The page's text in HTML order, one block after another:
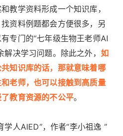
教学资料形成一个知识库，
资料例题都会方便很多，另
专门的“七年级生物王老师AI
决学习问题。除此之外， 如
知识库的话，那就意味着哪
老师，也可以接触到高质量
教育资源的不公平。
人AIED”，作者“李小祖逸 ”